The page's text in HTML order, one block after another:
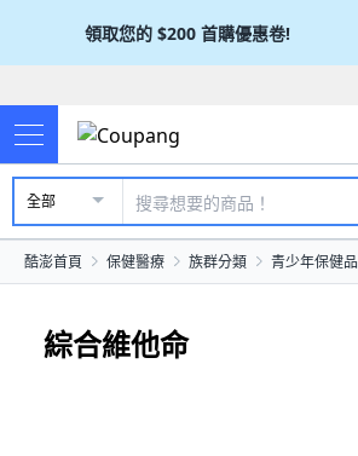
領取您的 $200 首購優惠卷!
全部
酷澎首頁 保健醫療 族群分類 青少年保健品
綜合維他命